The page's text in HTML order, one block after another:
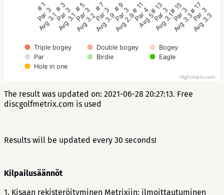
Triple bogey Double bogey
Bogey
Par
Birdie
Eagle
Hole in one
# 1
Par 3
Avg 3.1
# 3
Par 3
Avg 3.1
# 5
Par 3
Avg 3.2
# 7
Par 3
Avg 3.9
# 9
Par 3
Avg 2.9
# 11
Par 4
Avg 5
# 13
Par 3
Avg 3.1
# 15
Par 3
Avg 3.3
# 17
Par 3
Avg 3.3
Highcharts.com
The result was updated on: 2021-06-28 20:27:13. Free
discgolfmetrix.com is used
Results will be updated every 30 seconds!
Kilpailusäännöt
1. Kisaan rekisteröityminen Metrixiin; ilmoittautuminen